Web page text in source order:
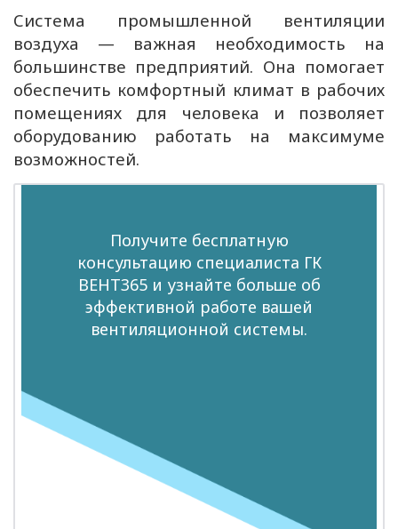
Система промышленной вентиляции
воздуха — важная необходимость на
большинстве предприятий. Она помогает
обеспечить комфортный климат в рабочих
помещениях для человека и позволяет
оборудованию работать на максимуме
возможностей.
Получите бесплатную
консультацию специалиста ГК
ВЕНТ365 и узнайте больше об
эффективной работе вашей
вентиляционной системы.